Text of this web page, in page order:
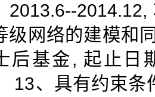
2013.6--
级网络的建模和
后基金, 起止日
13、具有约束条